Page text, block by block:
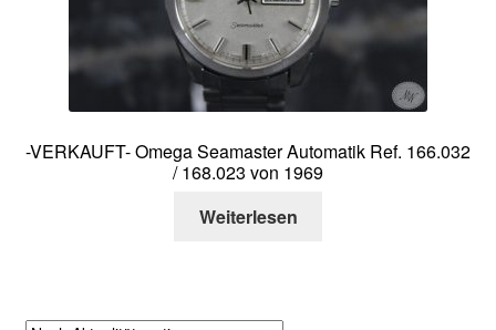
Kontakt
-VERKAUFT- Omega Seamaster Automatik Ref. 166.032
/ 168.023 von 1969
Weiterlesen